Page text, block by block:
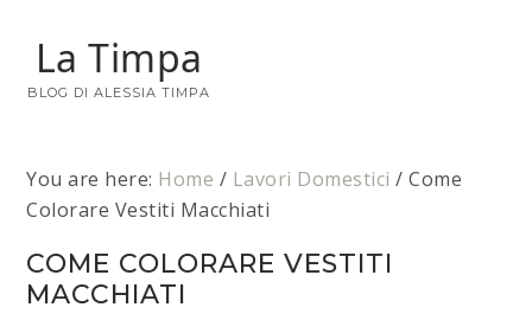
La Timpa
BLOG DI ALESSIA TIMPA
You are here: Home / Lavori Domestici / Come
Colorare Vestiti Macchiati
COME COLORARE VESTITI
MACCHIATI